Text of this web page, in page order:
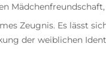
Zeugnis. Es lässt
der weiblichen